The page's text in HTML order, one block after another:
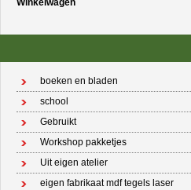
Winkelwagen
boeken en bladen
school
Gebruikt
Workshop pakketjes
Uit eigen atelier
eigen fabrikaat mdf tegels laser